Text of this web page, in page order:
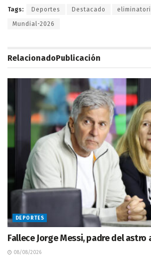
Tags: Deportes Destacado
Mundial-2026
RelacionadoPublicación
DEPORTES
Fallece Jorge Messi, padre del
08/08/2026